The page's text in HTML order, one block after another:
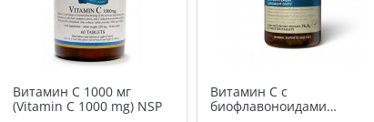
Витамин C 1000 мг
(Vitamin C 1000 mg) NSP
Витамин C с
биофлавоноидами